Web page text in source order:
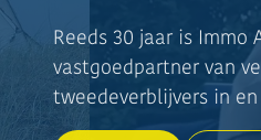
Reeds 30 jaar is Immo
vastgoedpartner van
tweedeverblijvers in en